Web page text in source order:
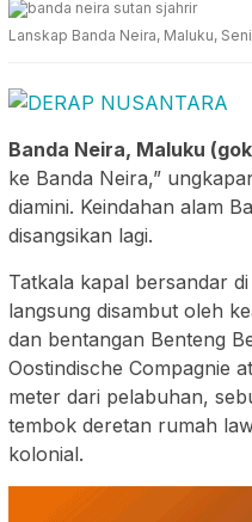
Lanskap Banda Neira, Maluku,
Banda Neira, Maluku
ke Banda Neira,”
diamini. Keindahan alam
disangsikan lagi.
Tatkala kapal bersandar
langsung disambut oleh
dan bentangan Benteng
Oostindische Compagnie
meter dari pelabuhan,
tembok deretan rumah
kolonial.